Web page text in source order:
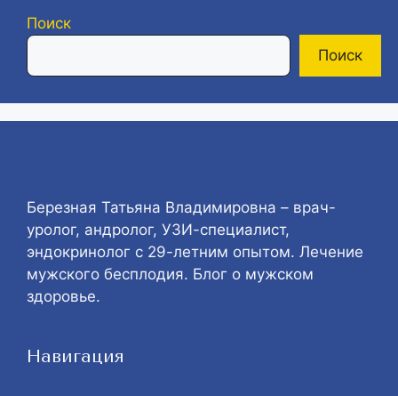
Поиск
Поиск
Березная Татьяна Владимировна – врач-
уролог, андролог, УЗИ-специалист,
эндокринолог с 29-летним опытом. Лечение
мужского бесплодия. Блог о мужском
здоровье.
Навигация